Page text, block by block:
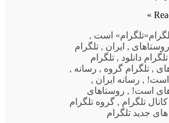
«تلگرام» است ,
, ایران , تلگرام
تلگرام دانلود , تلگرام
, تلگرام گروه , رسانه ,
است! , رسانه ایران ,
است! , روستاهای
کانال تلگرام , گروه تلگرام
جدید تلگرام